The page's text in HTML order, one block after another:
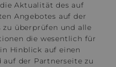
Aktualität des auf
Angebotes auf der
zu überprüfen und alle
die wesentlich für
Hinblick auf einen
auf der Partnerseite zu